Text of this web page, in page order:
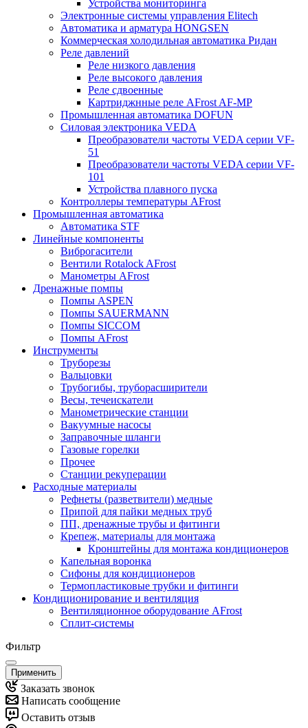
Устройства мониторинга
Электронные системы управления Elitech
Автоматика и арматура HONGSEN
Коммерческая холодильная автоматика Ридан
Реле давлений
Реле низкого давления
Реле высокого давления
Реле сдвоенные
Картриджнные реле AFrost AF-MP
Промышленная автоматика DOFUN
Силовая электроника VEDA
Преобразователи частоты VEDA серии VF-
51
Преобразователи частоты VEDA серии VF-
101
Устройства плавного пуска
Контроллеры температуры AFrost
Промышленная автоматика
Автоматика STF
Линейные компоненты
Виброгасители
Вентили Rotalock AFrost
Манометры AFrost
Дренажные помпы
Помпы ASPEN
Помпы SAUERMANN
Помпы SICCOM
Помпы AFrost
Инструменты
Труборезы
Вальцовки
Трубогибы, труборасширители
Весы, течеискатели
Манометрические станции
Вакуумные насосы
Заправочные шланги
Газовые горелки
Прочее
Станции рекуперации
Расходные материалы
Рефнеты (разветвители) медные
Припой для пайки медных труб
ПП, дренажные трубы и фитинги
Крепеж, материалы для монтажа
Кронштейны для монтажа кондиционеров
Капельная воронка
Сифоны для кондиционеров
Термопластиковые трубки и фитинги
Кондиционирование и вентиляция
Вентиляционное оборудование AFrost
Сплит-системы
Фильтр
Применить
Заказать звонок
Написать сообщение
Оставить отзыв